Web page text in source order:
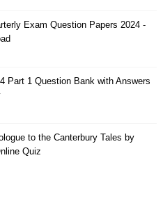
Exam Question Papers 2024 -
Part 1 Question Bank with Answers
to the Canterbury Tales by
Quiz